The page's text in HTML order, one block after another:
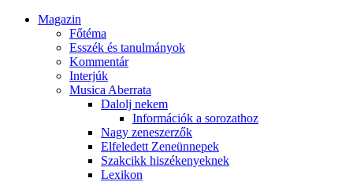
Magazin
Főtéma
Esszék és tanulmányok
Kommentár
Interjúk
Musica Aberrata
Dalolj nekem
Információk a sorozathoz
Nagy zeneszerzők
Elfeledett Zeneünnepek
Szakcikk hiszékenyeknek
Lexikon